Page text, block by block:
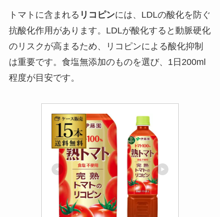
トマトに含まれる リコピンには、LDLの酸化を防ぐ
抗酸化作用があります。LDLが酸化すると動脈硬化
のリスクが高まるため、リコピンによる酸化抑制
は重要です。食塩無添加のものを選び、1日200ml
程度が目安です。